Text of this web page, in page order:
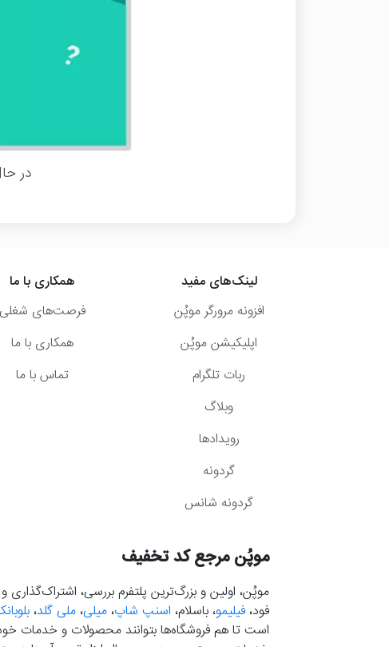
در
لینک‌های مفید
افزونه مرورگر موپُن
اپلیکیشن موپُن
ربات تلگرام
وبلاگ
رویدادها
گردونه
گردونه شانس
همکاری با ما
فرصت‌های شغلی
همکاری با ما
تماس با ما
موپُن مرجع کد تخفیف
موپُن، اولین و بزرگ‌ترین پلتفرم بررسی،
فود، فیلیمو، باسلام، اسنپ شاپ، میلی، ملی گلد،
است تا هم فروشگاه‌ها بتوانند محصولات و خدمات خود